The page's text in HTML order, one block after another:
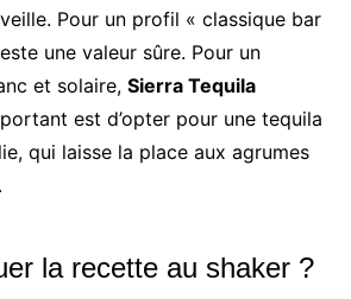
Pour un profil « classique bar
une valeur sûre. Pour un
et solaire, Sierra Tequila
est d’opter pour une tequila
qui laisse la place aux agrumes
la recette au shaker ?